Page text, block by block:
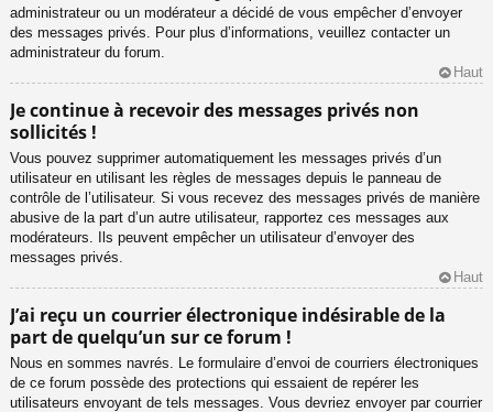
administrateur ou un modérateur a décidé de vous empêcher d’envoyer
des messages privés. Pour plus d’informations, veuillez contacter un
administrateur du forum.
Haut
Je continue à recevoir des messages privés non
sollicités !
Vous pouvez supprimer automatiquement les messages privés d’un
utilisateur en utilisant les règles de messages depuis le panneau de
contrôle de l’utilisateur. Si vous recevez des messages privés de manière
abusive de la part d’un autre utilisateur, rapportez ces messages aux
modérateurs. Ils peuvent empêcher un utilisateur d’envoyer des
messages privés.
Haut
J’ai reçu un courrier électronique indésirable de la
part de quelqu’un sur ce forum !
Nous en sommes navrés. Le formulaire d’envoi de courriers électroniques
de ce forum possède des protections qui essaient de repérer les
utilisateurs envoyant de tels messages. Vous devriez envoyer par courrier